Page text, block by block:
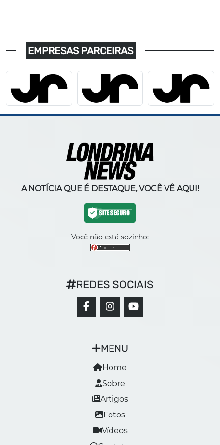
EMPRESAS PARCEIRAS
A NOTÍCIA QUE É DESTAQUE, VOCÊ VÊ AQUI!
Você não está sozinho:
MENU
Home
Sobre
Artigos
Fotos
Vídeos
REDES SOCIAIS